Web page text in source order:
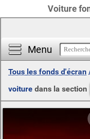
Voiture
Menu
Tous les fonds d'écran
voiture dans la section